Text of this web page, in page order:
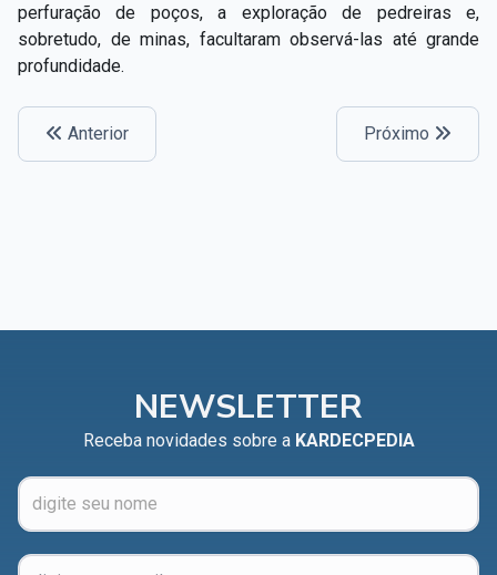
perfuração de poços, a exploração de pedreiras e,
sobretudo, de minas, facultaram observá-­las até grande
profundidade.
Anterior Próximo
NEWSLETTER
Receba novidades sobre a KARDECPEDIA